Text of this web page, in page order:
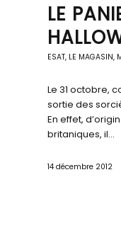
LE
ESAT, LE MAGASIN,
Le 31 octobre,
sortie des
En effet,
britaniques, il…
14 décembre 2012